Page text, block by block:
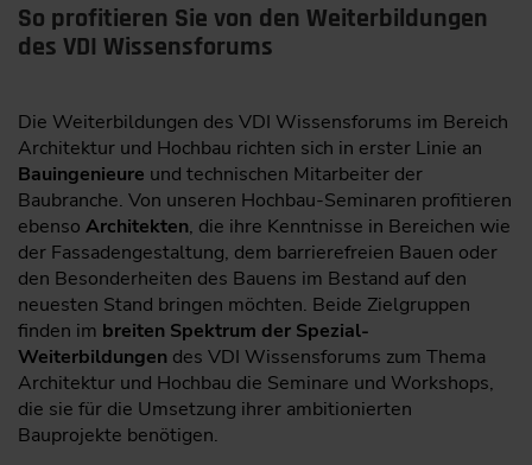
So profitieren Sie von den Weiterbildungen
des VDI Wissensforums
Die Weiterbildungen des VDI Wissensforums im Bereich
Architektur und Hochbau richten sich in erster Linie an
Bauingenieure und technischen Mitarbeiter der
Baubranche. Von unseren Hochbau-Seminaren profitieren
ebenso Architekten, die ihre Kenntnisse in Bereichen wie
der Fassadengestaltung, dem barrierefreien Bauen oder
den Besonderheiten des Bauens im Bestand auf den
neuesten Stand bringen möchten. Beide Zielgruppen
finden im breiten Spektrum der Spezial-
Weiterbildungen des VDI Wissensforums zum Thema
Architektur und Hochbau die Seminare und Workshops,
die sie für die Umsetzung ihrer ambitionierten
Bauprojekte benötigen.